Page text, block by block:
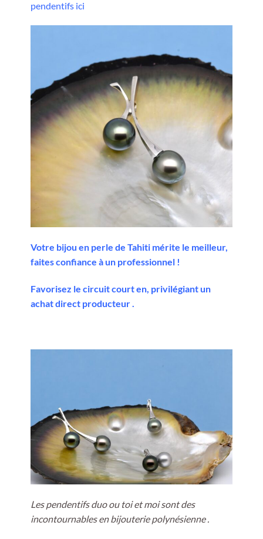
pendentifs ici
Votre bijou en perle de Tahiti mérite le meilleur,
faites confiance à un professionnel !
Favorisez le circuit court en, privilégiant un
achat direct producteur .
Les pendentifs duo ou toi et moi sont des
incontournables en bijouterie polynésienne .